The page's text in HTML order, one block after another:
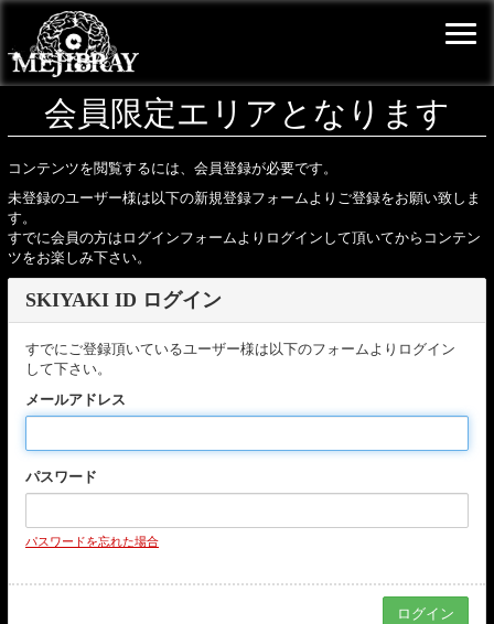
会員限定エリアとなります
コンテンツを閲覧するには、会員登録が必要です。
未登録のユーザー様は以下の新規登録フォームよりご登録をお願い致しま
す。
すでに会員の方はログインフォームよりログインして頂いてからコンテン
ツをお楽しみ下さい。
SKIYAKI ID ログイン
すでにご登録頂いているユーザー様は以下のフォームよりログイン
して下さい。
メールアドレス
パスワード
パスワードを忘れた場合